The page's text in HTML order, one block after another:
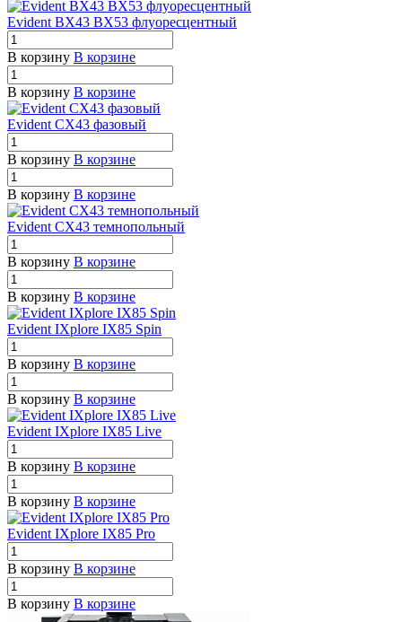
Evident BX43 BX53 флуоресцентный
В корзину В корзине
В корзину В корзине
Evident CX43 фазовый
В корзину В корзине
В корзину В корзине
Evident CX43 темнопольный
В корзину В корзине
В корзину В корзине
Evident IXplore IX85 Spin
В корзину В корзине
В корзину В корзине
Evident IXplore IX85 Live
В корзину В корзине
В корзину В корзине
Evident IXplore IX85 Pro
В корзину В корзине
В корзину В корзине